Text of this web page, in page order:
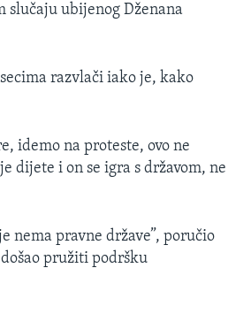
slučaju ubijenog Dženana
razvlači iako je, kako
idemo na proteste, ovo ne
dijete i on se igra s državom, ne
nema pravne države”, poručio
pružiti podršku